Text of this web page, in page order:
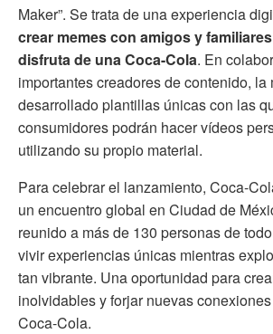
Maker”. Se trata de una experiencia
crear memes con amigos y
disfruta de una Coca-Cola. En
importantes creadores de contenido, la
desarrollado plantillas únicas con las
consumidores podrán hacer vídeos
utilizando su propio material.
Para celebrar el lanzamiento, Coca-
un encuentro global en Ciudad de
reunido a más de 130 personas de
vivir experiencias únicas mientras
tan vibrante. Una oportunidad para
inolvidables y forjar nuevas
Coca-Cola.